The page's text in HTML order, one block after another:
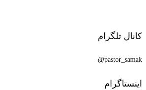
کانال تلگرام
pastor_samak@
اینستاگرام